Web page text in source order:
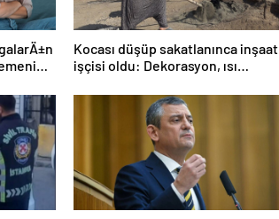
5
Kocası düşüp sakatlanınca inşaat
işçisi oldu: Dekorasyon, ısı